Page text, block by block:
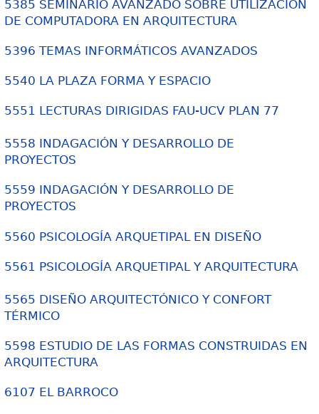
5385 SEMINARIO AVANZADO SOBRE UTILIZACIÓN
DE COMPUTADORA EN ARQUITECTURA
5396 TEMAS INFORMÁTICOS AVANZADOS
5540 LA PLAZA FORMA Y ESPACIO
5551 LECTURAS DIRIGIDAS FAU-UCV PLAN 77
5558 INDAGACIÓN Y DESARROLLO DE
PROYECTOS
5559 INDAGACIÓN Y DESARROLLO DE
PROYECTOS
5560 PSICOLOGÍA ARQUETIPAL EN DISEÑO
5561 PSICOLOGÍA ARQUETIPAL Y ARQUITECTURA
5565 DISEÑO ARQUITECTÓNICO Y CONFORT
TÉRMICO
5598 ESTUDIO DE LAS FORMAS CONSTRUIDAS EN
ARQUITECTURA
6107 EL BARROCO